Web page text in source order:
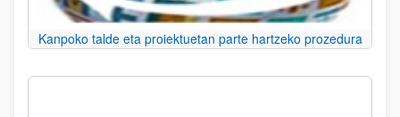
Kanpoko talde eta proiektuetan parte hartzeko prozedura